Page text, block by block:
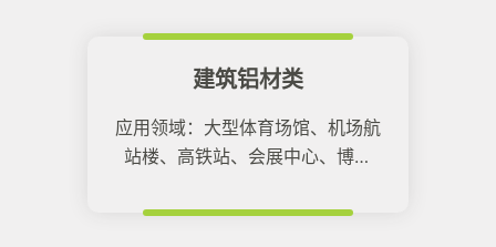
建筑铝材类
应用领域：大型体育场馆、机场航
站楼、高铁站、会展中心、博物
类建筑领域内。